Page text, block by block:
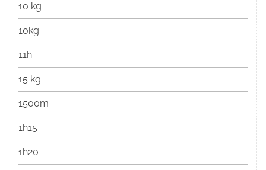
10 kg
10kg
11h
15 kg
1500m
1h15
1h20